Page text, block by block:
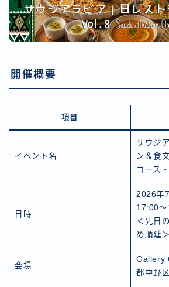
開催概要
項目
イベント名
サウジ
ン＆食
コース
日時
2026年
17:00
＜先日
め順延＞
会場
Gallery
都中野